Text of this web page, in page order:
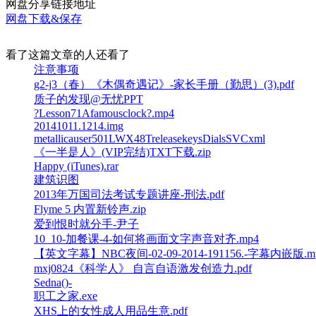
网盘分享链接地址
网盘下载&保存
看了这篇文章的人还看了
注意事项
g2-j3（春）《木偶奇遇记》-家长手册（勤思）(3).pdf
质子的发现@无忧PPT
?Lesson71Afamousclock?.mp4
20141011.1214.img
metallicauser501LWX48TreleasekeysDialsSVCxml
《一半是人》(VIP完结)TXT下载.zip
Happy (iTunes).rar
建筑识图
2013年万国司法考试专题讲座-刑法.pdf
Flyme 5 内置新铃声.zip
爱到恨时就分手-尹子
10_10-加餐课-4-如何将画面文字声音对齐.mp4
【英文字幕】NBC夜间-02-09-2014-191156.-字幕内嵌版
mxj0824《科学人》 自言自语激发创造力.pdf
Sedna()-
职工之家.exe
XHS上的女性成人用品生意.pdf